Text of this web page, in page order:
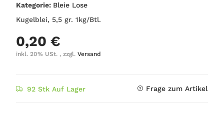
Kategorie: Bleie Lose
Kugelblei, 5,5 gr. 1kg/Btl.
0,20 €
inkl. 20% USt. , zzgl. Versand
92 Stk Auf Lager Frage zum Artikel